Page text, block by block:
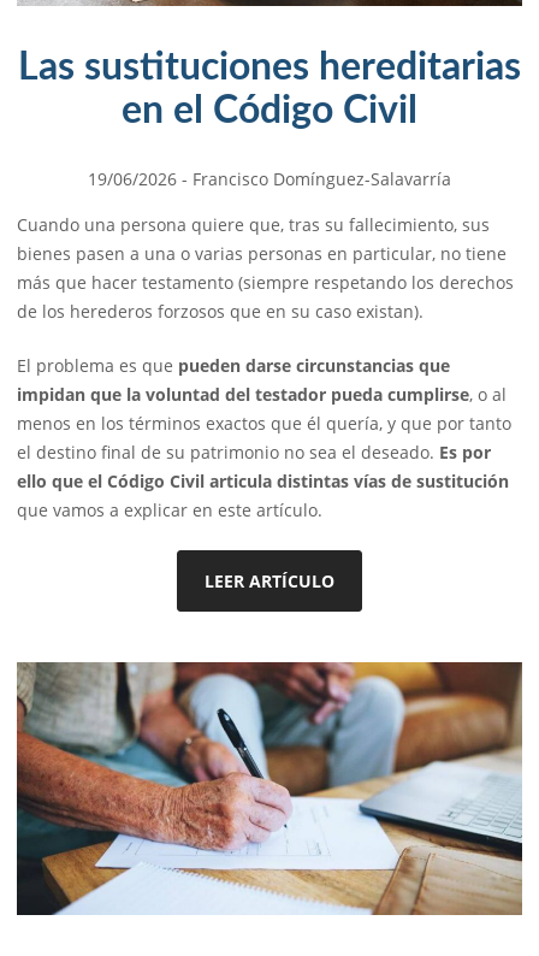
Las sustituciones hereditarias
en el Código Civil
19/06/2026 - Francisco Domínguez-Salavarría
Cuando una persona quiere que, tras su fallecimiento, sus
bienes pasen a una o varias personas en particular, no tiene
más que hacer testamento (siempre respetando los derechos
de los herederos forzosos que en su caso existan).
El problema es que pueden darse circunstancias que
impidan que la voluntad del testador pueda cumplirse, o al
menos en los términos exactos que él quería, y que por tanto
el destino final de su patrimonio no sea el deseado. Es por
ello que el Código Civil articula distintas vías de sustitución
que vamos a explicar en este artículo.
LEER ARTÍCULO